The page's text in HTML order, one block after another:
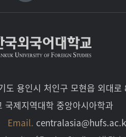
도 용인시 처인구 모현읍 외대
국제지역대학 중앙아시아학과
Email.